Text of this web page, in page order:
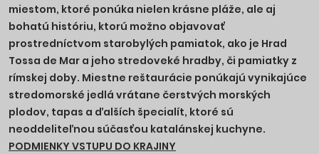
miestom, ktoré ponúka nielen krásne pláže, ale aj
bohatú históriu, ktorú možno objavovať
prostredníctvom starobylých pamiatok, ako je Hrad
Tossa de Mar a jeho stredoveké hradby, či pamiatky z
rímskej doby. Miestne reštaurácie ponúkajú vynikajúce
stredomorské jedlá vrátane čerstvých morských
plodov, tapas a ďalších špecialít, ktoré sú
neoddeliteľnou súčasťou katalánskej kuchyne.
PODMIENKY VSTUPU DO KRAJINY